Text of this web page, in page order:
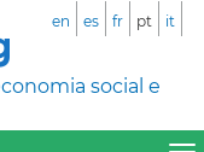
social e
en es fr pt it